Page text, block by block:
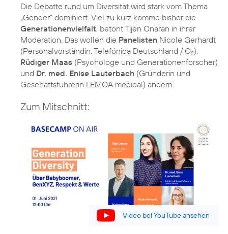
Die Debatte rund um Diversität wird stark vom Thema
„Gender“ dominiert. Viel zu kurz komme bisher die
Generationenvielfalt, betont Tijen Onaran in ihrer
Moderation. Das wollen die Panelisten Nicole Gerhardt
(Personalvorständin, Telefónica Deutschland / O2),
Rüdiger Maas (Psychologe und Generationenforscher)
und Dr. med. Enise Lauterbach (Gründerin und
Geschäftsführerin LEMOA medical) ändern.
Zum Mitschnitt:
Video bei YouTube ansehen